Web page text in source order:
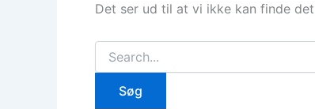
Det ser ud til at vi ikke kan finde
Søg
efter: